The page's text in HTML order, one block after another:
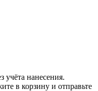
учёта нанесения.
в корзину и отправьте